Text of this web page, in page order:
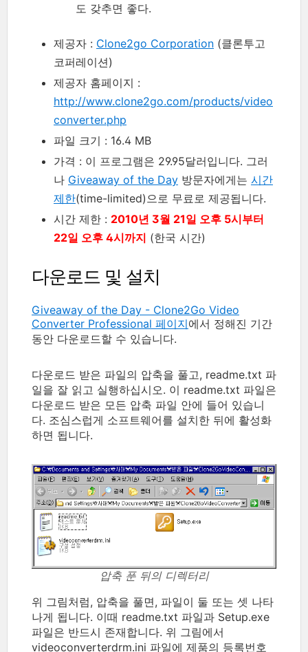
도 갖추면 좋다.
제공자 : Clone2go Corporation (클론투고
코퍼레이션)
제공자 홈페이지 :
http://www.clone2go.com/products/video
converter.php
파일 크기 : 16.4 MB
가격 : 이 프로그램은 29.95달러입니다. 그러
나 Giveaway of the Day 방문자에게는 시간
제한(time-limited)으로 무료로 제공됩니다.
시간 제한 : 2010년 3월 21일 오후 5시부터
22일 오후 4시까지 (한국 시간)
다운로드 및 설치
Giveaway of the Day - Clone2Go Video
Converter Professional 페이지에서 정해진 기간
동안 다운로드할 수 있습니다.
다운로드 받은 파일의 압축을 풀고, readme.txt 파
일을 잘 읽고 실행하십시오. 이 readme.txt 파일은
다운로드 받은 모든 압축 파일 안에 들어 있습니
다. 조심스럽게 소프트웨어를 설치한 뒤에 활성화
하면 됩니다.
압축 푼 뒤의 디렉터리
위 그림처럼, 압축을 풀면, 파일이 둘 또는 셋 나타
나게 됩니다. 이때 readme.txt 파일과 Setup.exe
파일은 반드시 존재합니다. 위 그림에서
videoconverterdrm.ini 파일에 제품의 등록번호